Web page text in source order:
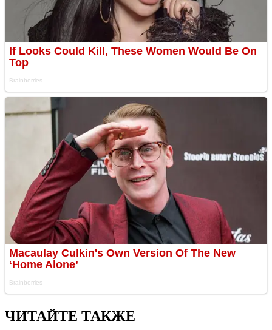
ЧИТАЙТЕ ТАКЖЕ